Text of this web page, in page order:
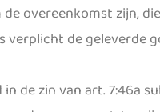
overeenkomst zijn,
verplicht de
de zin van art. 7:46a